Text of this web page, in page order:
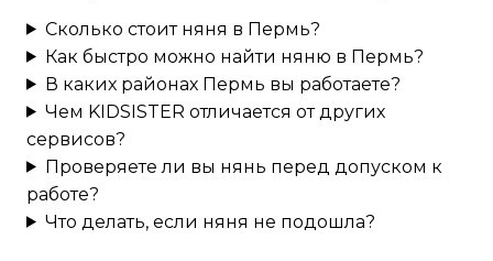
Сколько стоит няня в Пермь?
Как быстро можно найти няню в Пермь?
В каких районах Пермь вы работаете?
Чем KIDSISTER отличается от других
сервисов?
Проверяете ли вы нянь перед допуском к
работе?
Что делать, если няня не подошла?